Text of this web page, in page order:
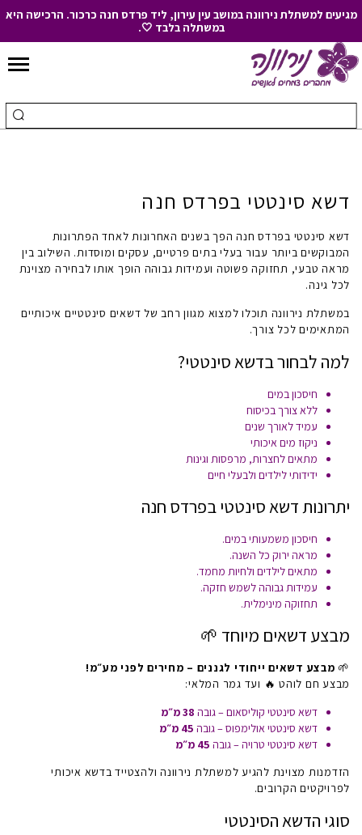
to
מגיעים למשתלת נירוונה במושב עין עירון, ליד פרדס חנה כרכור. הרכישה היא
במשתלה בלבד 🤍.
דשא סינטטי בפרדס חנה
דשא סינטטי בפרדס חנההפך בשנים האחרונות לאחד הפתרונות
המבוקשים ביותר עבור בעלי בתים פרטיים, עסקים ומוסדות. השילוב בין
מראה טבעי, תחזוקה פשוטה ועמידות גבוהה הופך אותו לבחירה מצוינת
לכל גינה.
במשתלת נירוונה תוכלו למצוא מגוון רחב של דשאים סינטטיים איכותיים
המתאימים לכל צורך.
למה לבחור בדשא סינטטי?
חיסכון במים
ללא צורך בכיסוח
עמיד לאורך שנים
ניקוז מים איכותי
מתאים לחצרות, מרפסות וגינות
ידידותי לילדים ולבעלי חיים
יתרונות דשא סינטטי בפרדס חנה
חיסכון משמעותי במים.
מראה ירוק כל השנה.
מתאים לילדים ולחיות מחמד.
עמידות גבוהה לשמש חזקה.
תחזוקה מינימלית.
מבצע דשאים מיוחד 🌱
🌱 מבצע דשאים ייחודי לגננים – מחירים לפני מע״מ!
מבצע חם לוהט 🔥 ועד גמר המלאי:
דשא סינטטי קוליסאום – גובה 38 מ״מ
דשא סינטטי אולימפוס – גובה 45 מ״מ
דשא סינטטי טרויה – גובה 45 מ״מ
הזדמנות מצוינת להגיע למשתלת נירוונה ולהצטייד בדשא איכותי
לפרויקטים הקרובים.
סוגי הדשא הסינטטי